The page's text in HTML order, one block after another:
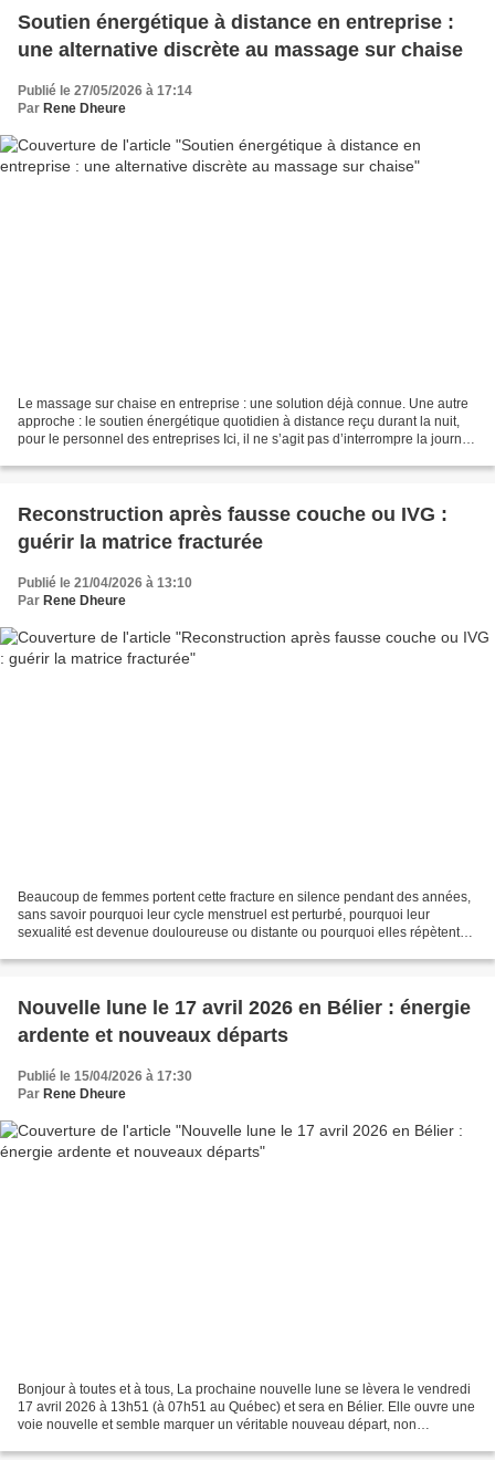
Soutien énergétique à distance en entreprise :
une alternative discrète au massage sur chaise
Publié le 27/05/2026 à 17:14
Par Rene Dheure
Le massage sur chaise en entreprise : une solution déjà connue. Une autre
approche : le soutien énergétique quotidien à distance reçu durant la nuit,
pour le personnel des entreprises Ici, il ne s’agit pas d’interrompre la journée
Reconstruction après fausse couche ou IVG :
guérir la matrice fracturée
Publié le 21/04/2026 à 13:10
Par Rene Dheure
Beaucoup de femmes portent cette fracture en silence pendant des années,
sans savoir pourquoi leur cycle menstruel est perturbé, pourquoi leur
sexualité est devenue douloureuse ou distante ou pourquoi elles répètent
Nouvelle lune le 17 avril 2026 en Bélier : énergie
ardente et nouveaux départs
Publié le 15/04/2026 à 17:30
Par Rene Dheure
Bonjour à toutes et à tous, La prochaine nouvelle lune se lèvera le vendredi
17 avril 2026 à 13h51 (à 07h51 au Québec) et sera en Bélier. Elle ouvre une
voie nouvelle et semble marquer un véritable nouveau départ, non